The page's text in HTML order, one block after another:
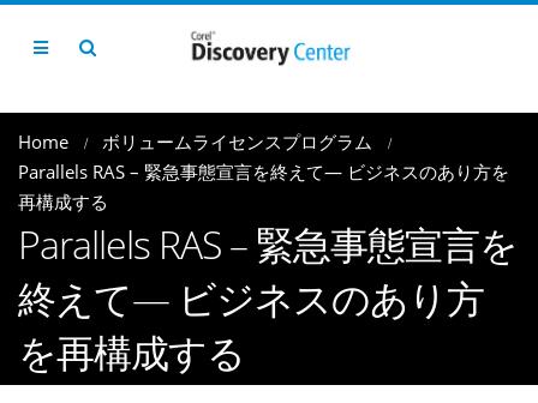
Home
ボリュームライセンスプログラム
Parallels RAS – 緊急事態宣言を終えて― ビジネスのあり方を
再構成する
Parallels RAS – 緊急事態宣言を
終えて― ビジネスのあり方
を再構成する